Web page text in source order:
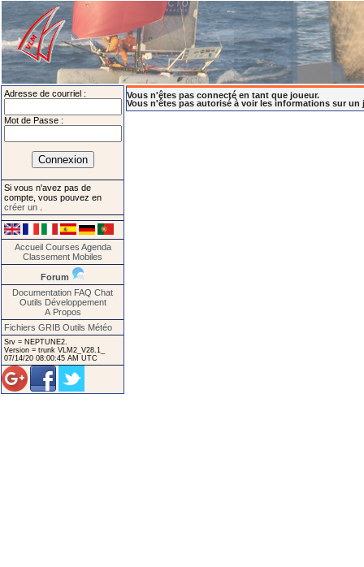
Adresse de courriel :
Mot de Passe :
Si vous n'avez pas de
compte, vous pouvez en
créer un
Accueil Courses Agenda
Classement Mobiles
Forum
Documentation FAQ Chat
Outils Développement
A Propos
Fichiers GRIB Outils Météo
Srv = NEPTUNE2.
Version = trunk VLM2_V28.1_
07/14/20 08:00:45 AM UTC
Vous n'êtes pas connecté en tant que joueur.
Vous n'êtes pas autorisé à voir les informations sur un